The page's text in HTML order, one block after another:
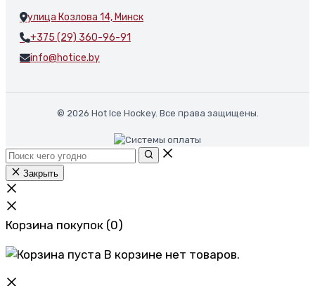
улица Козлова 14, Минск
+375 (29) 360-96-91
info@hotice.by
© 2026 Hot Ice Hockey. Все права защищены.
Закрыть
Корзина покупок (0)
В корзине нет товаров.